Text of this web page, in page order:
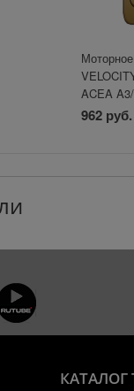
ACEA
962 руб.
КАТАЛОГ